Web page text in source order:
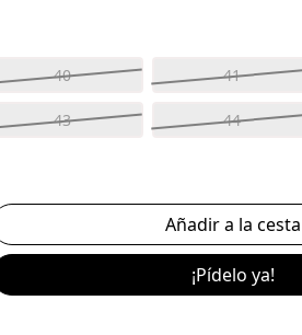
40 41
43 44
¡Pídelo ya!